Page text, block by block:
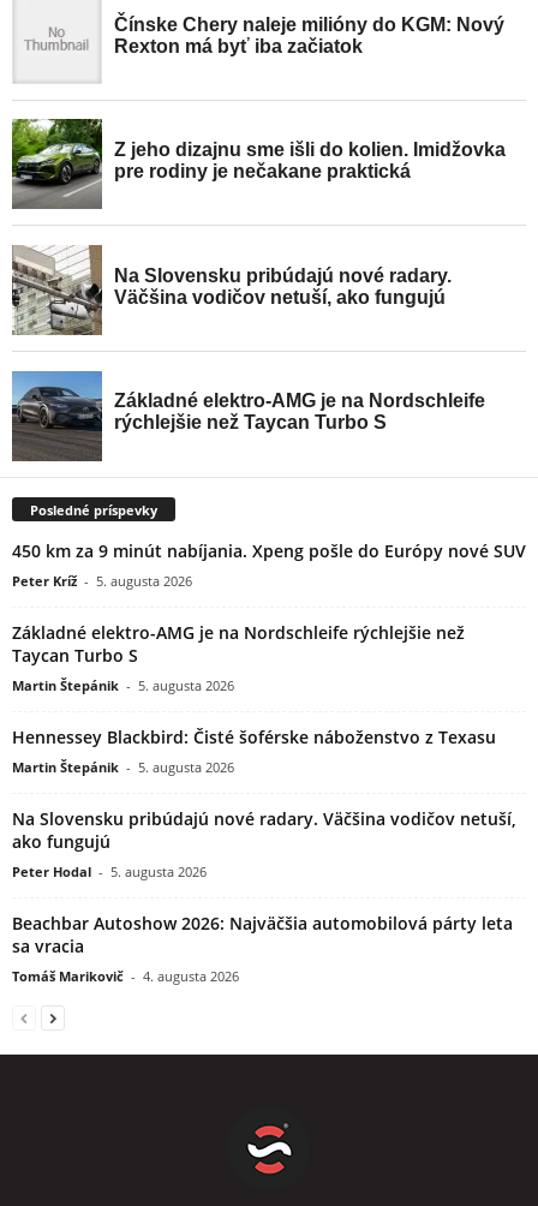
Posledné príspevky
450 km za 9 minút nabíjania. Xpeng pošle do Európy nové SUV
Peter Kríž - 5. augusta 2026
Základné elektro-AMG je na Nordschleife rýchlejšie než
Taycan Turbo S
Martin Štepánik - 5. augusta 2026
Hennessey Blackbird: Čisté šoférske náboženstvo z Texasu
Martin Štepánik - 5. augusta 2026
Na Slovensku pribúdajú nové radary. Väčšina vodičov netuší,
ako fungujú
Peter Hodal - 5. augusta 2026
Beachbar Autoshow 2026: Najväčšia automobilová párty leta
sa vracia
Tomáš Marikovič - 4. augusta 2026